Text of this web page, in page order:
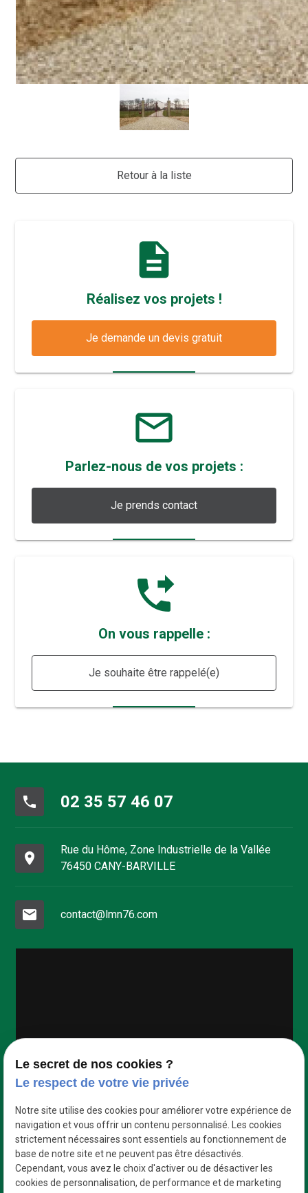
Retour à la liste
description
Réalisez vos projets !
Je demande un devis gratuit
mail_outline
Parlez-nous de vos projets :
Je prends contact
phone_forwarded
On vous rappelle :
Je souhaite être rappelé(e)
phone 02 35 57 46 07
place
Rue du Hôme, Zone Industrielle de la Vallée
76450 CANY-BARVILLE
mail contact@lmn76.com
Le secret de nos cookies ?
Le respect de votre vie privée
Notre site utilise des cookies pour améliorer votre expérience de
navigation et vous offrir un contenu personnalisé. Les cookies
strictement nécessaires sont essentiels au fonctionnement de
base de notre site et ne peuvent pas être désactivés.
Cependant, vous avez le choix d'activer ou de désactiver les
cookies de personnalisation, de performance et de marketing